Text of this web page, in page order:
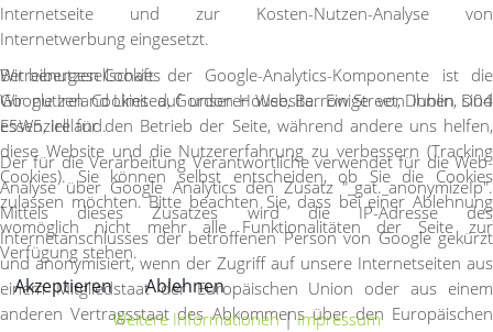
Internetseite und zur Kosten-Nutzen-Analyse von
Internetwerbung eingesetzt.
Betreibergesellschaft der Google-Analytics-Komponente ist die
Google Ireland Limited, Gordon House, Barrow Street, Dublin, D04
E5W5, Ireland.
Der für die Verarbeitung Verantwortliche verwendet für die Web-
Analyse über Google Analytics den Zusatz "_gat._anonymizeIp".
Mittels dieses Zusatzes wird die IP-Adresse des
Internetanschlusses der betroffenen Person von Google gekürzt
und anonymisiert, wenn der Zugriff auf unsere Internetseiten aus
einem Mitgliedstaat der Europäischen Union oder aus einem
anderen Vertragsstaat des Abkommens über den Europäischen
Wir benutzen Cookies
Wir nutzen Cookies auf unserer Website. Einige von ihnen sind
essenziell für den Betrieb der Seite, während andere uns helfen,
diese Website und die Nutzererfahrung zu verbessern (Tracking
Cookies). Sie können selbst entscheiden, ob Sie die Cookies
zulassen möchten. Bitte beachten Sie, dass bei einer Ablehnung
womöglich nicht mehr alle Funktionalitäten der Seite zur
Verfügung stehen.
Akzeptieren Ablehnen
Weitere Informationen|Impressum